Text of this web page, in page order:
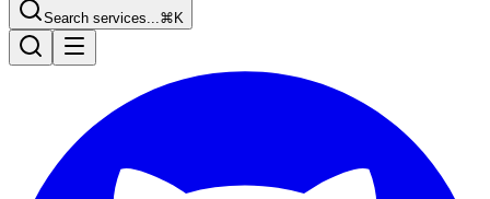
Search services...⌘K